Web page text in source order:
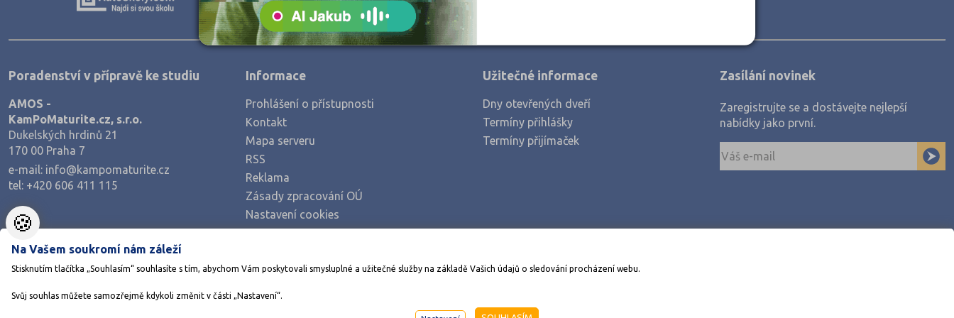
Zemědělské a ekologické
Poradenství v přípravě ke studiu
AMOS -
KamPoMaturite.cz, s.r.o.
Dukelských hrdinů 21
170 00 Praha 7
e-mail: info@kampomaturite.cz
tel: +420 606 411 115
Informace
Prohlášení o přístupnosti
Kontakt
Mapa serveru
RSS
Reklama
Zásady zpracování OÚ
Nastavení cookies
Stáhněte si aplikaci Adresář škol
Užitečné informace
Dny otevřených dveří
Termíny přihlášky
Termíny přijímaček
Zasílání novinek
Zaregistrujte se a dostávejte nejlepší
nabídky jako první.
AMOS KamPoMaturite.cz, s.r.o., stránky vytvořilo
🍪
Na Vašem soukromí nám záleží
Stisknutím tlačítka „Souhlasím“ souhlasíte s tím, abychom Vám poskytovali smysluplné a užitečné služby na základě Vašich údajů o sledování procházení webu.
Svůj souhlas můžete samozřejmě kdykoli změnit v části „Nastavení“.